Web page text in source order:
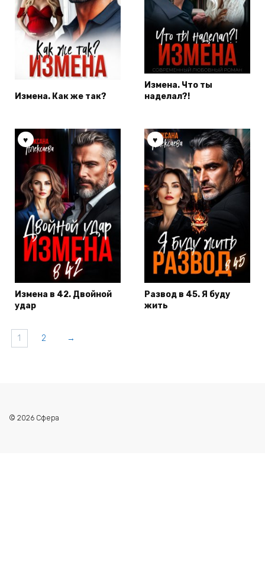
Измена. Как же так?
Измена. Что ты
наделал?!
Измена в 42. Двойной
удар
Развод в 45. Я буду
жить
1 2 →
© 2026 Сфера